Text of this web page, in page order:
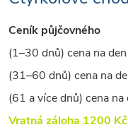
Ceník půjčovného
(1–30 dnů) cena na den
(31–60 dnů) cena na
(61 a více dnů) cena na
Vratná záloha 1200 Kč